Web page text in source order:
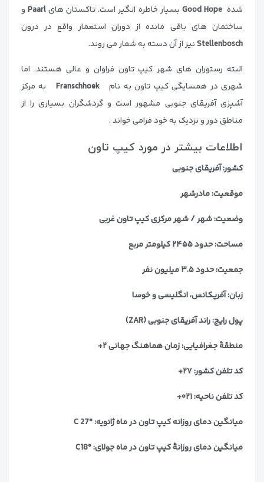
شدهGood Hope بسیار خاطره انگیر است. تاکستان هایPaarlو
ساختمان های باقی مانده از دوران استعمار واقع در درون
Stellenboschنیز از آن دسته به شمار می روند.
البته رستوران های شهر کیپ تاون فراوان و عالی هستند، اما
شهری در همسایگی کیپ تاون به نامFranschhoek به مرکز
آشپزی آفریقای جنوبی مشهور است و گردشگران بسیاری را از
مناطق دور و نزدیک به خود فرامی خواند .
اطلاعات بیشتر در مورد کیپ تاون
کشور: آفریقای جنوبی
موقعیت: مادرشهر
وضعیت: شهر / شهر مرکزی کیپ تاون غربی
مساحت: حدود ۲۴۵۵ کیلومتر مربع
جمعیت: حدود ۳.۵ میلیون نفر
زبان: آفریکانس، انگلیسی و خوسا
پول رایج: راند آفریقای جنوبی (ZAR)
منطقۀ جغرافیایی: زمان هماهنگ جهانی ۲+
کد تلفن کشور: ۲۷+
کد تلفن ناحیه: ۰۲۱+
میانگین دمای روزانه کیپ تاون در ماه ژانویه: °C 27
میانگین دمای روزانۀ کیپ تاون در ماه جولای: °C18